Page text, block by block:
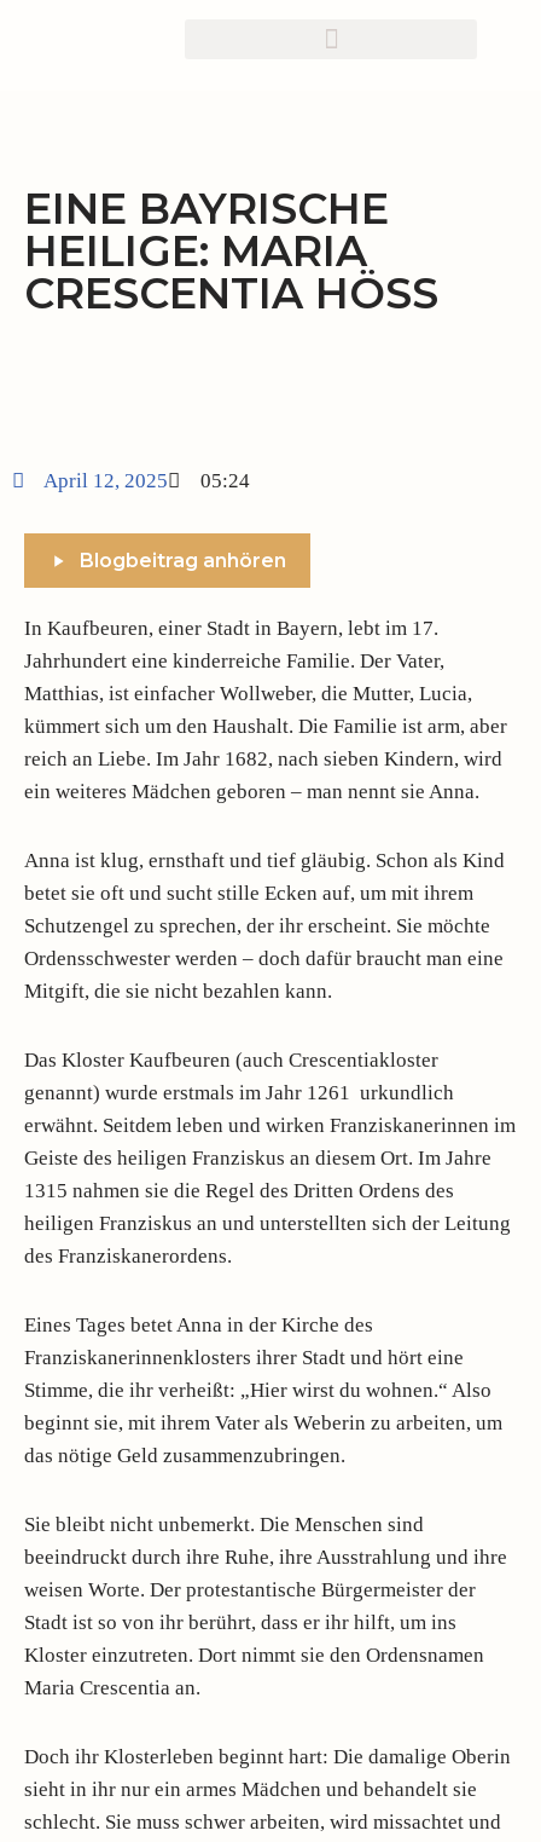
EINE BAYRISCHE
HEILIGE: MARIA
CRESCENTIA HÖSS
April 12, 2025 05:24
Blogbeitrag anhören
In Kaufbeuren, einer Stadt in Bayern, lebt im 17.
Jahrhundert eine kinderreiche Familie. Der Vater,
Matthias, ist einfacher Wollweber, die Mutter, Lucia,
kümmert sich um den Haushalt. Die Familie ist arm, aber
reich an Liebe. Im Jahr 1682, nach sieben Kindern, wird
ein weiteres Mädchen geboren – man nennt sie Anna.
Anna ist klug, ernsthaft und tief gläubig. Schon als Kind
betet sie oft und sucht stille Ecken auf, um mit ihrem
Schutzengel zu sprechen, der ihr erscheint. Sie möchte
Ordensschwester werden – doch dafür braucht man eine
Mitgift, die sie nicht bezahlen kann.
Das Kloster Kaufbeuren (auch Crescentiakloster
genannt) wurde erstmals im Jahr 1261 urkundlich
erwähnt. Seitdem leben und wirken Franziskanerinnen im
Geiste des heiligen Franziskus an diesem Ort. Im Jahre
1315 nahmen sie die Regel des Dritten Ordens des
heiligen Franziskus an und unterstellten sich der Leitung
des Franziskanerordens.
Eines Tages betet Anna in der Kirche des
Franziskanerinnenklosters ihrer Stadt und hört eine
Stimme, die ihr verheißt: „Hier wirst du wohnen.“ Also
beginnt sie, mit ihrem Vater als Weberin zu arbeiten, um
das nötige Geld zusammenzubringen.
Sie bleibt nicht unbemerkt. Die Menschen sind
beeindruckt durch ihre Ruhe, ihre Ausstrahlung und ihre
weisen Worte. Der protestantische Bürgermeister der
Stadt ist so von ihr berührt, dass er ihr hilft, um ins
Kloster einzutreten. Dort nimmt sie den Ordensnamen
Maria Crescentia an.
Doch ihr Klosterleben beginnt hart: Die damalige Oberin
sieht in ihr nur ein armes Mädchen und behandelt sie
schlecht. Sie muss schwer arbeiten, wird missachtet und